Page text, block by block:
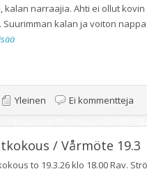
1/3
kalan narraajia. Ahti ei ollut
Suurimman kalan ja voiton
Yleinen Ei kommentteja
/ Vårmöte 19.3
to 19.3.26 klo 18.00 Rav.